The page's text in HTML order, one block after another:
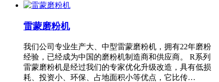
雷蒙磨粉机
我们公司专业生产大、中型雷蒙磨粉机，拥有22年磨粉
经验，已经成为中国的磨粉机制造商和供应商。 R系列
雷蒙磨粉机是经过我们的专家优化升级改造，具有低损
耗、投资小、环保、占地面积小等优点，它比传…